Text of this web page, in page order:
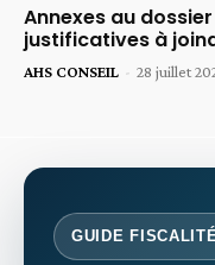
Annexes au dossier
justificatives à
AHS CONSEIL - 28 juillet
GUIDE